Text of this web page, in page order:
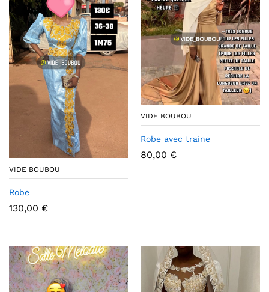
VIDE BOUBOU
Robe
130,00 €
VIDE BOUBOU
Robe avec traine
80,00 €